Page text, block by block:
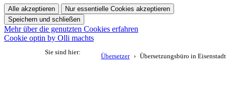
Sie sind hier:
Übersetzer Übersetzungsbüro in Eisenstadt
Alle akzeptieren
Nur essentielle Cookies akzeptieren
Speichern und schließen
Mehr über die genutzten Cookies erfahren
Cookie optin by Olli machts